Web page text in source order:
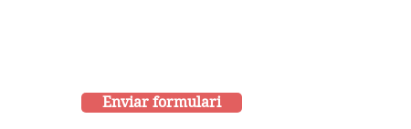
Enviar formulari